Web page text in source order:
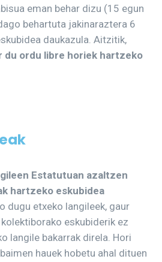
eman behar dizu (15 egun
behartuta jakinaraztera 6
daukazula. Aitzitik,
du ordu libre horiek hartzeko
Estatutuan azaltzen
hartzeko eskubidea
dugu etxeko langileek, gaur
eskubiderik ez
langile bakarrak direla. Hori
hauek hobetu ahal dituen